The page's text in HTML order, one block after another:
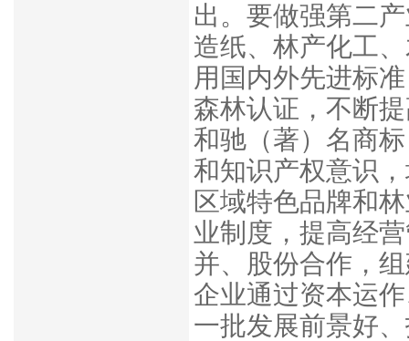
出。 要做强第二
造纸、林产化工
用国内外先进标
森林认证，不断
和驰（著）名商
和知识产权意识
区域特色品牌和
业制度，提高经
并、股份合作，
企业通过资本运
一批发展前景好